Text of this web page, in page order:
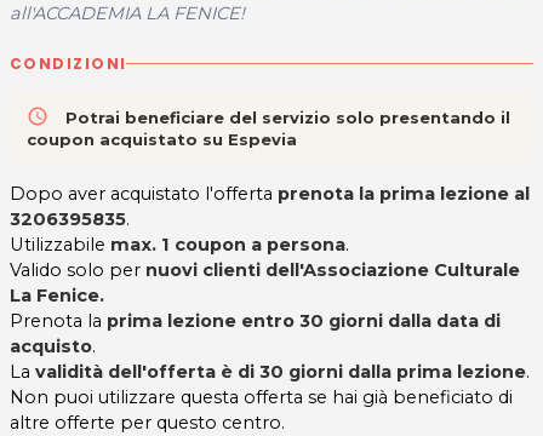
all'ACCADEMIA LA FENICE!
CONDIZIONI
access_time
Potrai beneficiare del servizio solo presentando il
coupon acquistato su Espevia
Dopo aver acquistato l'offerta prenota la prima lezione al
3206395835.
Utilizzabile max. 1 coupon a persona.
Valido solo per nuovi clienti dell'Associazione Culturale
La Fenice.
Prenota la prima lezione entro 30 giorni dalla data di
acquisto.
La validità dell'offerta è di 30 giorni dalla prima lezione.
Non puoi utilizzare questa offerta se hai già beneficiato di
altre offerte per questo centro.